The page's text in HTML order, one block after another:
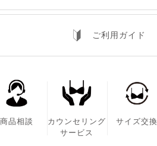
ご利用ガイド
商品相談
カウンセリング
サービス
サイズ交換